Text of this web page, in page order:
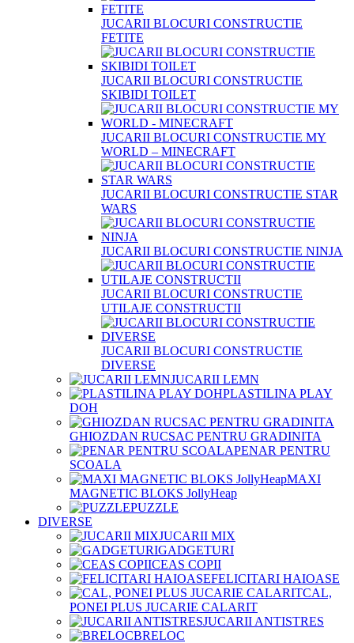
JUCARII BLOCURI CONSTRUCTIE
FETITE
JUCARII BLOCURI CONSTRUCTIE
SKIBIDI TOILET
JUCARII BLOCURI CONSTRUCTIE MY
WORLD – MINECRAFT
JUCARII BLOCURI CONSTRUCTIE STAR
WARS
JUCARII BLOCURI CONSTRUCTIE NINJA
JUCARII BLOCURI CONSTRUCTIE
UTILAJE CONSTRUCTII
JUCARII BLOCURI CONSTRUCTIE
DIVERSE
JUCARII LEMN
PLASTILINA PLAY
DOH
GHIOZDAN RUCSAC PENTRU GRADINITA
PENAR PENTRU
SCOALA
MAXI
MAGNETIC BLOKS JollyHeap
PUZZLE
DIVERSE
JUCARII MIX
GADGETURI
CEAS COPII
FELICITARI HAIOASE
CAL,
PONEI PLUS JUCARIE CALARIT
JUCARII ANTISTRES
BRELOC